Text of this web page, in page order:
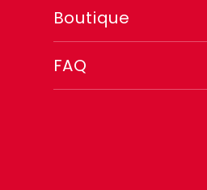
Boutique
FAQ